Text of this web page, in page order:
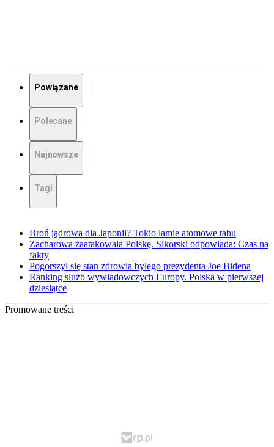
Powiązane
Polecane
Najnowsze
Tagi
Broń jądrowa dla Japonii? Tokio łamie atomowe tabu
Zacharowa zaatakowała Polskę. Sikorski odpowiada: Czas na
fakty
Pogorszył się stan zdrowia byłego prezydenta Joe Bidena
Ranking służb wywiadowczych Europy. Polska w pierwszej
dziesiątce
Promowane treści